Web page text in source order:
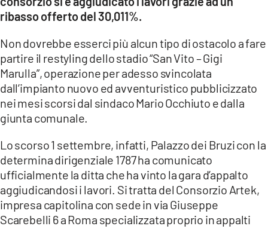
CATANZAROCHANNEL.IT
App
ANDROID
APPLE
ribasso offerto del 30,011%.
Non dovrebbe esserci più alcun tipo di ostacolo a fare
partire il restyling dello stadio “San Vito – Gigi
Marulla”, operazione per adesso svincolata
dall’impianto nuovo ed avventuristico pubblicizzato
nei mesi scorsi dal sindaco Mario Occhiuto e dalla
giunta comunale.
Lo scorso 1 settembre, infatti, Palazzo dei Bruzi con la
determina dirigenziale 1787 ha comunicato
ufficialmente la ditta che ha vinto la gara d’appalto
aggiudicandosi i lavori. Si tratta del Consorzio Artek,
impresa capitolina con sede in via Giuseppe
Scarebelli 6 a Roma specializzata proprio in appalti